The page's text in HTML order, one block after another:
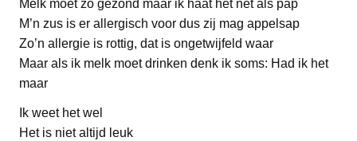
Melk moet zo gezond maar ik háát het net als pap
M’n zus is er allergisch voor dus zij mag appelsap
Zo’n allergie is rottig, dat is ongetwijfeld waar
Maar als ik melk moet drinken denk ik soms: Had ik het
maar
Ik weet het wel
Het is niet altijd leuk